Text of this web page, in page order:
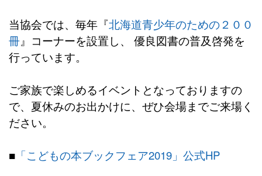
当協会では、毎年『北海道青少年のための２００
冊』コーナーを設置し、 優良図書の普及啓発を
行っています。
ご家族で楽しめるイベントとなっておりますの
で、夏休みのお出かけに、ぜひ会場までご来場く
ださい。
■ 「こどもの本ブックフェア2019」公式HP